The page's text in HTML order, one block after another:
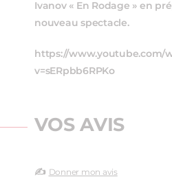
Ivanov « En Rodage » en
nouveau spectacle.
https://www.youtube.com/
v=sERpbb6RPKo
VOS AVIS
✍️ Donner mon avis